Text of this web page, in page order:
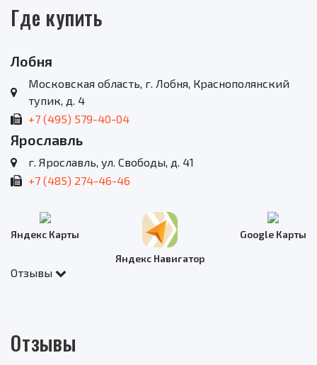
Где купить
Лобня
Московская область, г. Лобня, Краснополянский
тупик, д. 4
+7 (495) 579-40-04
Ярославль
г. Ярославль, ул. Свободы, д. 41
+7 (485) 274-46-46
Яндекс Карты
Яндекс Навигатор
Google Карты
Отзывы
Отзывы